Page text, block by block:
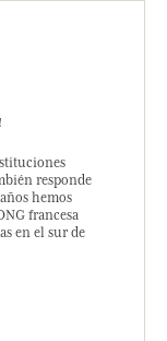
responde
hemos
francesa
en el sur de